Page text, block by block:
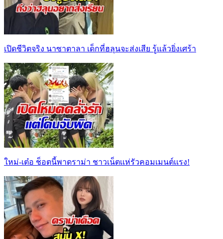
เปิดชีวิตจริง นาซาตาลา เด็กที่ฮลุนจะส่งเสีย รู้แล้วยิ่งเศร้า
ใหม่-เต๋อ ช็อตนี้พาดราม่า ชาวเน็ตเเห่รัวคอมเมนต์เเรง!